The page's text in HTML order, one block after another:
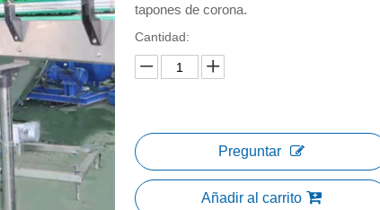
tapones de corona.
Cantidad:
Preguntar
Añadir al carrito